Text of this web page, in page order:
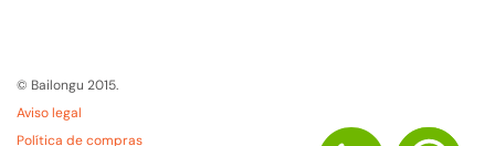
© Bailongu 2015.
Aviso legal
Política de compras